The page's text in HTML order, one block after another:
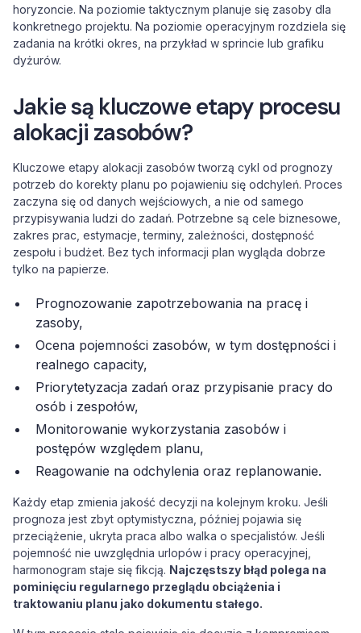
horyzoncie. Na poziomie taktycznym planuje się zasoby dla
konkretnego projektu. Na poziomie operacyjnym rozdziela się
zadania na krótki okres, na przykład w sprincie lub grafiku
dyżurów.
Jakie są kluczowe etapy procesu
alokacji zasobów?
Kluczowe etapy alokacji zasobów tworzą cykl od prognozy
potrzeb do korekty planu po pojawieniu się odchyleń. Proces
zaczyna się od danych wejściowych, a nie od samego
przypisywania ludzi do zadań. Potrzebne są cele biznesowe,
zakres prac, estymacje, terminy, zależności, dostępność
zespołu i budżet. Bez tych informacji plan wygląda dobrze
tylko na papierze.
Prognozowanie zapotrzebowania na pracę i
zasoby,
Ocena pojemności zasobów, w tym dostępności i
realnego capacity,
Priorytetyzacja zadań oraz przypisanie pracy do
osób i zespołów,
Monitorowanie wykorzystania zasobów i
postępów względem planu,
Reagowanie na odchylenia oraz replanowanie.
Każdy etap zmienia jakość decyzji na kolejnym kroku. Jeśli
prognoza jest zbyt optymistyczna, później pojawia się
przeciążenie, ukryta praca albo walka o specjalistów. Jeśli
pojemność nie uwzględnia urlopów i pracy operacyjnej,
harmonogram staje się fikcją. Najczęstszy błąd polega na
pominięciu regularnego przeglądu obciążenia i
traktowaniu planu jako dokumentu stałego.